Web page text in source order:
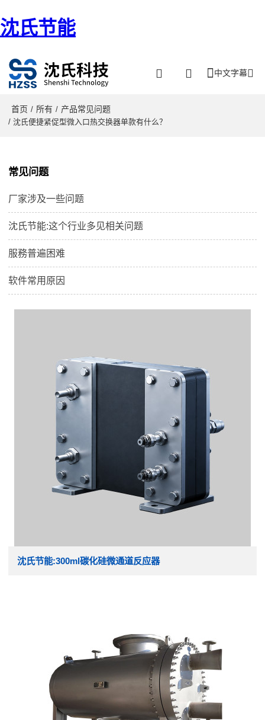
沈氏节能
中文字幕
首页 / 所有 / 产品常见问题
/ 沈氏便捷紧促型微入口热交换器单款有什么？
常见问题
厂家涉及一些问题
沈氏节能:这个行业多见相关问题
服務普遍困难
软件常用原因
沈氏节能:300ml碳化硅微通道反应器